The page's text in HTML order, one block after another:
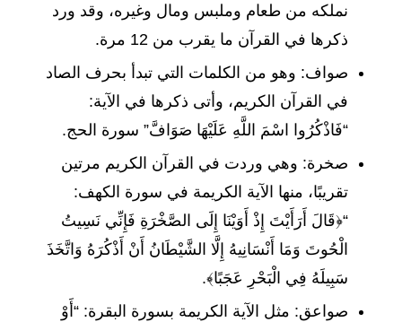
نملكه من طعام وملبس ومال وغيره، وقد ورد
ذكرها في القرآن ما يقرب من 12 مرة.
صواف: وهو من الكلمات التي تبدأ بحرف الصاد
في القرآن الكريم، وأتى ذكرها في الآية:
“فَاذْكُرُوا اسْمَ اللَّهِ عَلَيْهَا صَوَافَّ” سورة الحج.
صخرة: وهي وردت في القرآن الكريم مرتين
تقريبًا، منها الآية الكريمة في سورة الكهف:
“﴿قَالَ أَرَأَيْتَ إِذْ أَوَيْنَا إِلَى الصَّخْرَةِ فَإِنِّي نَسِيتُ
الْحُوتَ وَمَا أَنْسَانِيهُ إِلَّا الشَّيْطَانُ أَنْ أَذْكُرَهُ وَاتَّخَذَ
سَبِيلَهُ فِي الْبَحْرِ عَجَبًا﴾.
صواعق: مثل الآية الكريمة بسورة البقرة: “أَوْ